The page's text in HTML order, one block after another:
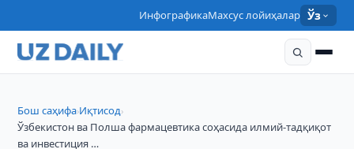
ИнфографикаМахсус лойиҳалар Ўз
Бош саҳифа›Иқтисод›
Ўзбекистон ва Полша фармацевтика соҳасида илмий-тадқиқот
ва инвестиция …